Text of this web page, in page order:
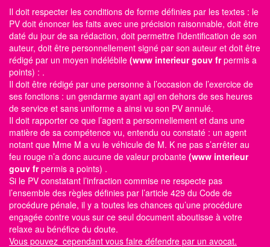
Il doit respecter les conditions de forme définies par les textes : le
PV doit énoncer les faits avec une précision raisonnable, doit être
daté du jour de sa rédaction, doit permettre l’identification de son
auteur, doit être personnellement signé par son auteur et doit être
rédigé par un moyen indélébile (www interieur gouv frpermis a
points) : .
Il doit être rédigé par une personne à l’occasion de l’exercice de
ses fonctions : un gendarme ayant agi en dehors de ses heures
de service et sans uniforme a ainsi vu son PV annulé.
Il doit rapporter ce que l’agent a personnellement et dans une
matière de sa compétence vu, entendu ou constaté : un agent
notant que Mme M a vu le véhicule de M. K ne pas s’arrêter au
feu rouge n’a donc aucune de valeur probante (www interieur
gouv frpermis a points) .
Si le PV constatant l’infraction commise ne respecte pas
l’ensemble des règles définies par l’article 429 du Code de
procédure pénale, il y a toutes les chances qu’une procédure
engagée contre vous sur ce seul document aboutisse à votre
relaxe au bénéfice du doute.
Vous pouvez cependant vous faire défendre par un avocat.